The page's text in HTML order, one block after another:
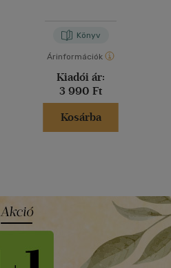
Könyv
Árinformációk
Kiadói ár:
3 990 Ft
Kosárba